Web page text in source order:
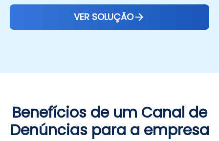
VER SOLUÇÃO
Benefícios de um Canal de
Denúncias para a empresa